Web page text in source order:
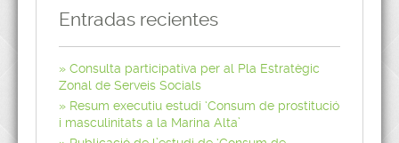
Entradas recientes
Consulta participativa per al Pla Estratègic
Zonal de Serveis Socials
Resum executiu estudi ‘Consum de prostitució
i masculinitats a la Marina Alta’